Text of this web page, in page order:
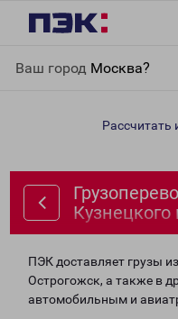
Ваш город Москва?
Кузнецкого в Острогожск
Рассчитать
ПЭК доставляет грузы
Острогожск, а также в
автомобильным и